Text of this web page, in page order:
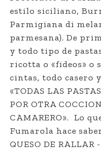
estilo siciliano,
Parmigiana di
parmesana). De
y todo tipo de
ricotta o «fideos» o
cintas, todo casero
«TODAS LAS
POR OTRA
CAMARERO». Lo
Fumarola hace
QUESO DE